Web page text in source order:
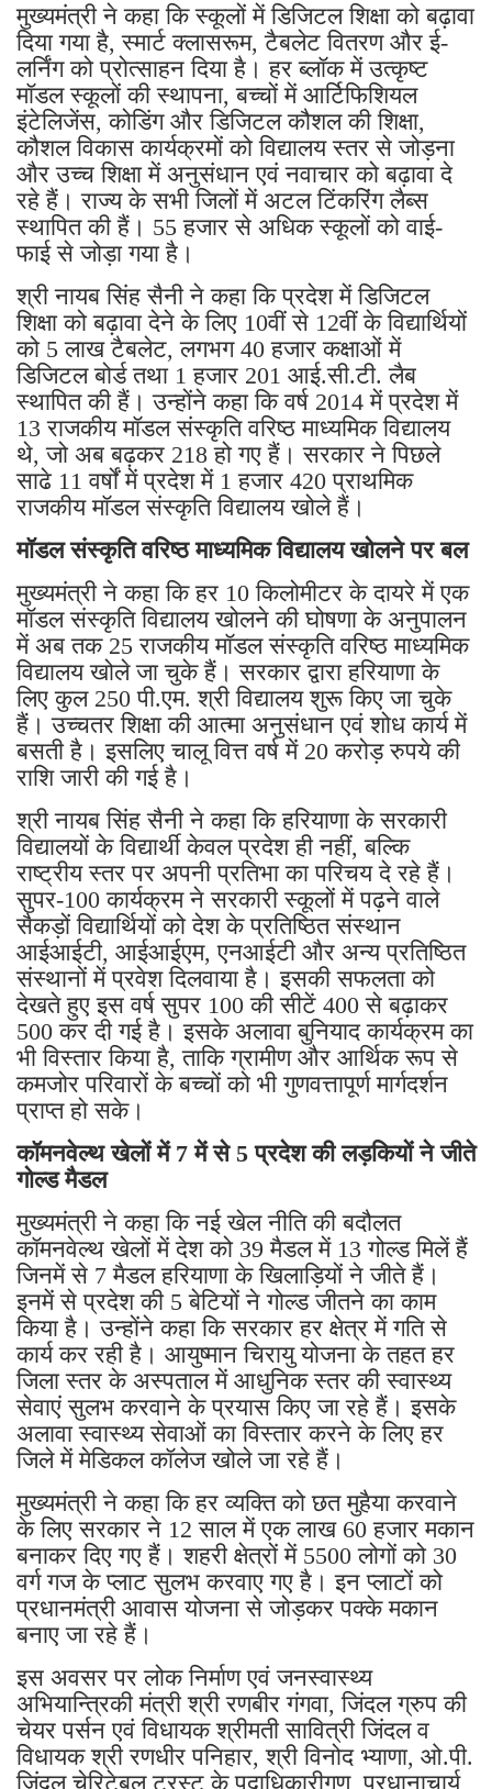
मुख्यमंत्री ने कहा कि स्कूलों में डिजिटल शिक्षा को बढ़ावा
दिया गया है, स्मार्ट क्लासरूम, टैबलेट वितरण और ई-
लर्निंग को प्रोत्साहन दिया है। हर ब्लॉक में उत्कृष्ट
मॉडल स्कूलों की स्थापना, बच्चों में आर्टिफिशियल
इंटेलिजेंस, कोडिंग और डिजिटल कौशल की शिक्षा,
कौशल विकास कार्यक्रमों को विद्यालय स्तर से जोड़ना
और उच्च शिक्षा में अनुसंधान एवं नवाचार को बढ़ावा दे
रहे हैं। राज्य के सभी जिलों में अटल टिंकरिंग लैब्स
स्थापित की हैं। 55 हजार से अधिक स्कूलों को वाई-
फाई से जोड़ा गया है।
श्री नायब सिंह सैनी ने कहा कि प्रदेश में डिजिटल
शिक्षा को बढ़ावा देने के लिए 10वीं से 12वीं के विद्यार्थियों
को 5 लाख टैबलेट, लगभग 40 हजार कक्षाओं में
डिजिटल बोर्ड तथा 1 हजार 201 आई.सी.टी. लैब
स्थापित की हैं। उन्होंने कहा कि वर्ष 2014 में प्रदेश में
13 राजकीय मॉडल संस्कृति वरिष्ठ माध्यमिक विद्यालय
थे, जो अब बढ़कर 218 हो गए हैं। सरकार ने पिछले
साढे 11 वर्षों में प्रदेश में 1 हजार 420 प्राथमिक
राजकीय मॉडल संस्कृति विद्यालय खोले हैं।
मॉडल संस्कृति वरिष्ठ माध्यमिक विद्यालय खोलने पर बल
मुख्यमंत्री ने कहा कि हर 10 किलोमीटर के दायरे में एक
मॉडल संस्कृति विद्यालय खोलने की घोषणा के अनुपालन
में अब तक 25 राजकीय मॉडल संस्कृति वरिष्ठ माध्यमिक
विद्यालय खोले जा चुके हैं। सरकार द्वारा हरियाणा के
लिए कुल 250 पी.एम. श्री विद्यालय शुरू किए जा चुके
हैं। उच्चतर शिक्षा की आत्मा अनुसंधान एवं शोध कार्य में
बसती है। इसलिए चालू वित्त वर्ष में 20 करोड़ रुपये की
राशि जारी की गई है।
श्री नायब सिंह सैनी ने कहा कि हरियाणा के सरकारी
विद्यालयों के विद्यार्थी केवल प्रदेश ही नहीं, बल्कि
राष्ट्रीय स्तर पर अपनी प्रतिभा का परिचय दे रहे हैं।
सुपर-100 कार्यक्रम ने सरकारी स्कूलों में पढ़ने वाले
सैकड़ों विद्यार्थियों को देश के प्रतिष्ठित संस्थान
आईआईटी, आईआईएम, एनआईटी और अन्य प्रतिष्ठित
संस्थानों में प्रवेश दिलवाया है। इसकी सफलता को
देखते हुए इस वर्ष सुपर 100 की सीटें 400 से बढ़ाकर
500 कर दी गई है। इसके अलावा बुनियाद कार्यक्रम का
भी विस्तार किया है, ताकि ग्रामीण और आर्थिक रूप से
कमजोर परिवारों के बच्चों को भी गुणवत्तापूर्ण मार्गदर्शन
प्राप्त हो सके।
कॉमनवेल्थ खेलों में 7 में से 5 प्रदेश की लड़कियों ने जीते
गोल्ड मैडल
मुख्यमंत्री ने कहा कि नई खेल नीति की बदौलत
कॉमनवेल्थ खेलों में देश को 39 मैडल में 13 गोल्ड मिलें हैं
जिनमें से 7 मैडल हरियाणा के खिलाड़ियों ने जीते हैं।
इनमें से प्रदेश की 5 बेटियों ने गोल्ड जीतने का काम
किया है। उन्होंने कहा कि सरकार हर क्षेत्र में गति से
कार्य कर रही है। आयुष्मान चिरायु योजना के तहत हर
जिला स्तर के अस्पताल में आधुनिक स्तर की स्वास्थ्य
सेवाएं सुलभ करवाने के प्रयास किए जा रहे हैं। इसके
अलावा स्वास्थ्य सेवाओं का विस्तार करने के लिए हर
जिले में मेडिकल कॉलेज खोले जा रहे हैं।
मुख्यमंत्री ने कहा कि हर व्यक्ति को छत मुहैया करवाने
के लिए सरकार ने 12 साल में एक लाख 60 हजार मकान
बनाकर दिए गए हैं। शहरी क्षेत्रों में 5500 लोगों को 30
वर्ग गज के प्लाट सुलभ करवाए गए है। इन प्लाटों को
प्रधानमंत्री आवास योजना से जोड़कर पक्के मकान
बनाए जा रहे हैं।
इस अवसर पर लोक निर्माण एवं जनस्वास्थ्य
अभियान्त्रिकी मंत्री श्री रणबीर गंगवा, जिंदल ग्रुप की
चेयर पर्सन एवं विधायक श्रीमती सावित्री जिंदल व
विधायक श्री रणधीर पनिहार, श्री विनोद भ्याणा, ओ.पी.
जिंदल चेरिटेबल ट्रस्ट के पदाधिकारीगण, प्रधानाचार्य